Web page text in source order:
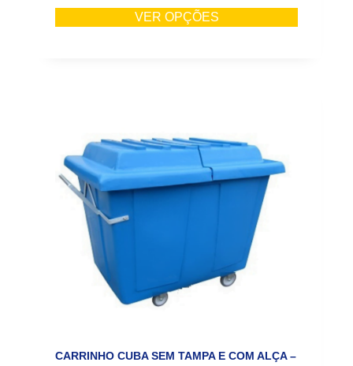
VER OPÇÕES
CARRINHO CUBA SEM TAMPA E COM ALÇA –